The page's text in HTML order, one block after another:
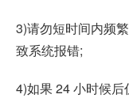
3)请勿短时间内频
致系统报错;
4)如果 24 小时候